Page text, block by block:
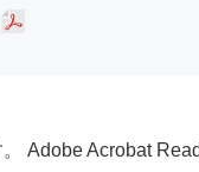
Adobe Acrobat